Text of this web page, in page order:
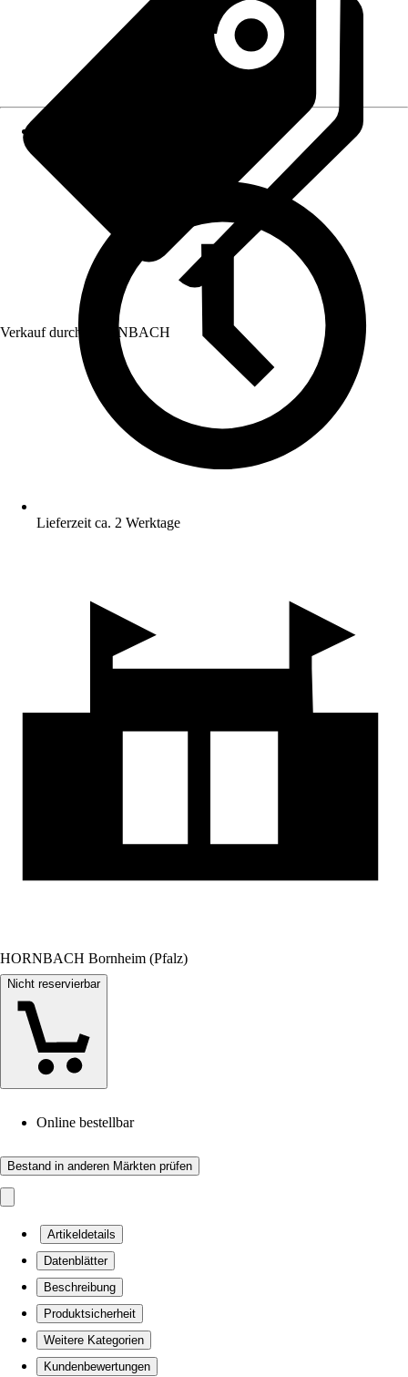
Verkauf durch: HORNBACH
Lieferzeit ca. 2 Werktage
HORNBACH Bornheim (Pfalz)
Nicht reservierbar
Online bestellbar
Bestand in anderen Märkten prüfen
Artikeldetails
Datenblätter
Beschreibung
Produktsicherheit
Weitere Kategorien
Kundenbewertungen